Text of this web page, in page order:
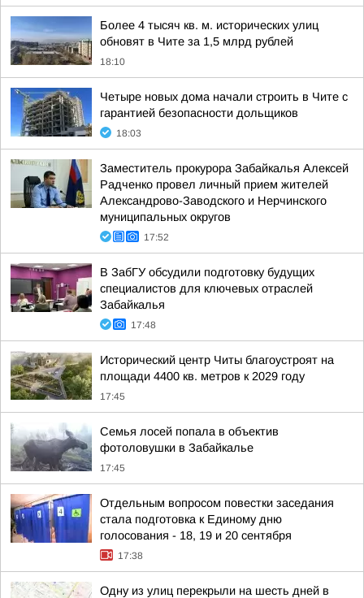
Более 4 тысяч кв. м. исторических улиц
обновят в Чите за 1,5 млрд рублей
18:10
Четыре новых дома начали строить в Чите с
гарантией безопасности дольщиков
18:03
Заместитель прокурора Забайкалья Алексей
Радченко провел личный прием жителей
Александрово-Заводского и Нерчинского
муниципальных округов
17:52
В ЗабГУ обсудили подготовку будущих
специалистов для ключевых отраслей
Забайкалья
17:48
Исторический центр Читы благоустроят на
площади 4400 кв. метров к 2029 году
17:45
Семья лосей попала в объектив
фотоловушки в Забайкалье
17:45
Отдельным вопросом повестки заседания
стала подготовка к Единому дню
голосования - 18, 19 и 20 сентября
17:38
Одну из улиц перекрыли на шесть дней в